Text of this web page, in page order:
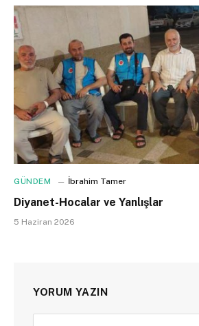
GÜNDEM İbrahim Tamer
Diyanet-Hocalar ve Yanlışlar
5 Haziran 2026
YORUM YAZIN